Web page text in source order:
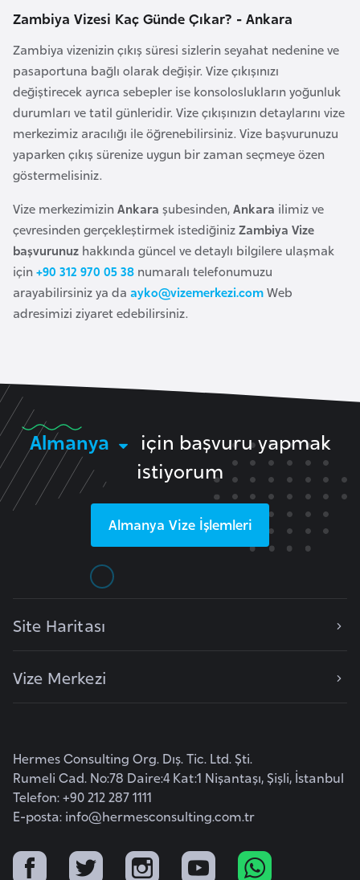
Zambiya Vizesi Kaç Günde Çıkar? - Ankara
Zambiya vizenizin çıkış süresi sizlerin seyahat nedenine ve
pasaportuna bağlı olarak değişir. Vize çıkışınızı
değiştirecek ayrıca sebepler ise konsoloslukların yoğunluk
durumları ve tatil günleridir. Vize çıkışınızın detaylarını vize
merkezimiz aracılığı ile öğrenebilirsiniz. Vize başvurunuzu
yaparken çıkış sürenize uygun bir zaman seçmeye özen
göstermelisiniz.
Vize merkezimizinAnkara şubesinden,Ankara ilimiz ve
çevresinden gerçekleştirmek istediğinizZambiya Vize
başvurunuz hakkında güncel ve detaylı bilgilere ulaşmak
için+90 312 970 05 38 numaralı telefonumuzu
arayabilirsiniz ya da ayko@vizemerkezi.comWeb
adresimizi ziyaret edebilirsiniz.
Almanya
için başvuru yapmak
istiyorum
Almanya Vize İşlemleri
Site Haritası
Vize Merkezi
Hermes Consulting Org. Dış. Tic. Ltd. Şti.
Rumeli Cad. No:78 Daire:4 Kat:1 Nişantaşı, Şişli, İstanbul
Telefon: +90 212 287 1111
E-posta: info@hermesconsulting.com.tr
D
a
n
i
m
a
r
k
D
e
m
o
k
t
k
K
n
l
r
a
n
r